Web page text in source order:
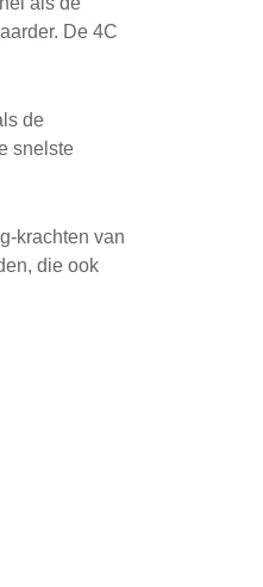
De 4C
de
snelste
krachten van
die ook